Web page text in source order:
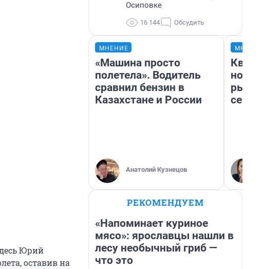
Юрий
оставив на
Осиповке
16 144 Обсудить
МНЕНИЕ
«Машина просто
полетела». Водитель
сравнил бензин в
Казахстане и России
Анатолий Кузнецов
но
РЕКОМЕНДУЕМ
«Напоминает куриное
мясо»: ярославцы нашли в
лесу необычный гриб —
что это